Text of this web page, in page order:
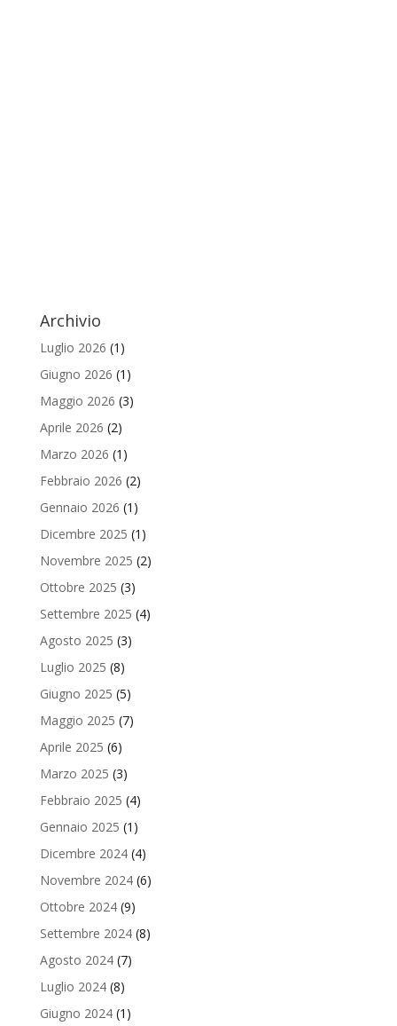
Archivio
Luglio 2026 (1)
Giugno 2026 (1)
Maggio 2026 (3)
Aprile 2026 (2)
Marzo 2026 (1)
Febbraio 2026 (2)
Gennaio 2026 (1)
Dicembre 2025 (1)
Novembre 2025 (2)
Ottobre 2025 (3)
Settembre 2025 (4)
Agosto 2025 (3)
Luglio 2025 (8)
Giugno 2025 (5)
Maggio 2025 (7)
Aprile 2025 (6)
Marzo 2025 (3)
Febbraio 2025 (4)
Gennaio 2025 (1)
Dicembre 2024(4)
Novembre 2024(6)
Ottobre 2024(9)
Settembre 2024(8)
Agosto 2024(7)
Luglio 2024(8)
Giugno 2024(1)